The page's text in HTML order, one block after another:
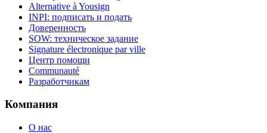
Alternative à Yousign
INPI: подписать и подать
Доверенность
SOW: техническое задание
Signature électronique par ville
Центр помощи
Communauté
Разработчикам
Компания
О нас